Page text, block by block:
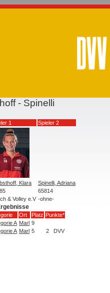
- Spinelli
1 Spieler 2
Klara
Spinelli, Adriana
65814
& Volley e.V -ohne-
Ort Platz Punkte*
A Marl 9
A Marl 5 2 DVV